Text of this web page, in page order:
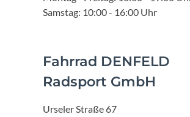
Samstag: 10:00 - 16:00 Uhr
Fahrrad DENFELD
Radsport GmbH
Urseler Straße 67